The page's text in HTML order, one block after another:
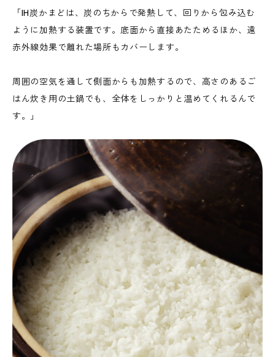
「IH炭かまどは、炭のちからで発熱して、回りから包み込む
ように加熱する装置です。底面から直接あたためるほか、遠
赤外線効果で離れた場所もカバーします。
周囲の空気を通して側面からも加熱するので、高さのあるご
はん炊き用の土鍋でも、全体をしっかりと温めてくれるんで
す。」